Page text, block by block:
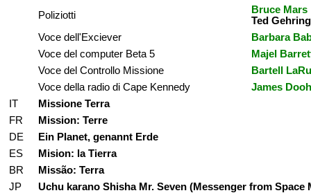
Poliziotti
Bruce Mars
Ted Gehring
Voce dell'Exciever
Barbara
Voce del computer Beta 5
Majel
Voce del Controllo Missione
Bartell
Voce della radio di Cape Kennedy
James
IT
Missione Terra
FR
M ission: Terre
DE
Ein Planet, genannt Erde
ES
Mision: la Tierra
BR
Missão: Terra
JP
Uchu karano Shisha Mr. Seven (Messenger from Space